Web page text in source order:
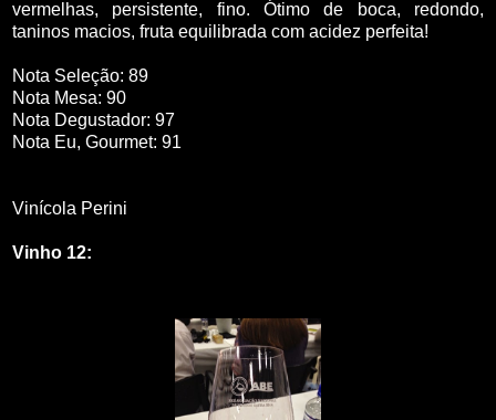
vermelhas, persistente, fino. Ótimo de boca, redondo,
taninos macios, fruta equilibrada com acidez perfeita!
Nota Seleção: 89
Nota Mesa: 90
Nota Degustador: 97
Nota Eu, Gourmet: 91
Vinícola Perini
Vinho 12: